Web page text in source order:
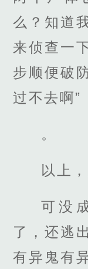
么？知道
来侦查一
步顺便破
过不去啊”
。
以上
可没
了，还逃
有异鬼有